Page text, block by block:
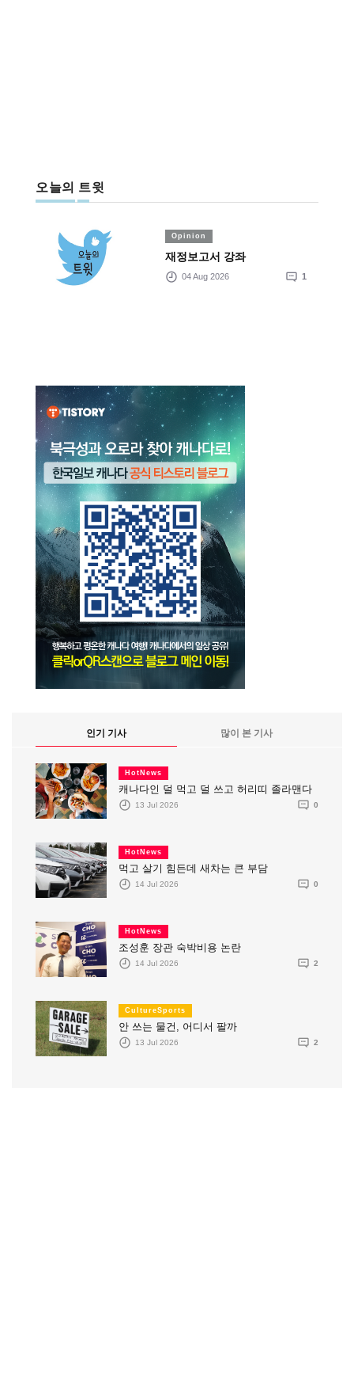
오늘의 트윗
Opinion
재정보고서 강좌
04 Aug 2026 1
인기 기사 많이 본 기사
HotNews
캐나다인 덜 먹고 덜 쓰고 허리띠 졸라맨다
13 Jul 2026 0
HotNews
먹고 살기 힘든데 새차는 큰 부담
14 Jul 2026 0
HotNews
조성훈 장관 숙박비용 논란
14 Jul 2026 2
CultureSports
안 쓰는 물건, 어디서 팔까
13 Jul 2026 2